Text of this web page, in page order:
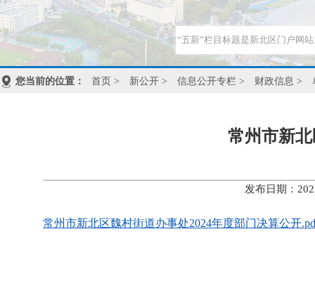
您当前的位置： 首页 > 新公开 > 信息公开专栏 > 财政信息 >
常州市新
发布日期：
常州市新北区魏村街道办事处2024年度部门决算公开